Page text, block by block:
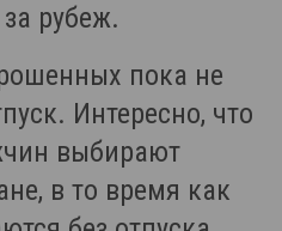
рубеж.
пока не
Интересно, что
выбирают
в то время как